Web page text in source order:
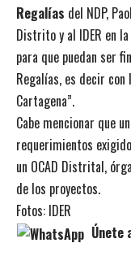
Regalías del NDP,
Distrito y al IDER en
para que puedan ser
Regalías, es decir
Cartagena”.
Cabe mencionar que
requerimientos
un OCAD Distrital,
de los proyectos.
Fotos: IDER
Únete